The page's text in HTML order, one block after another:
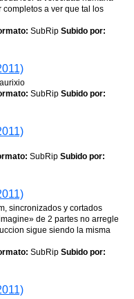
a ver que tal los
SubRip Subido por:
SubRip Subido por:
SubRip Subido por:
sincronizados y cortados
de 2 partes no arregle
sigue siendo la misma
SubRip Subido por: